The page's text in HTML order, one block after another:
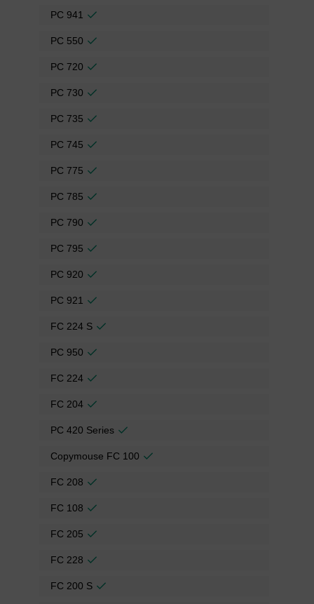
PC 941
PC 550
PC 720
PC 730
PC 735
PC 745
PC 775
PC 785
PC 790
PC 795
PC 920
PC 921
FC 224 S
PC 950
FC 224
FC 204
PC 420 Series
Copymouse FC 100
FC 208
FC 108
FC 205
FC 228
FC 200 S